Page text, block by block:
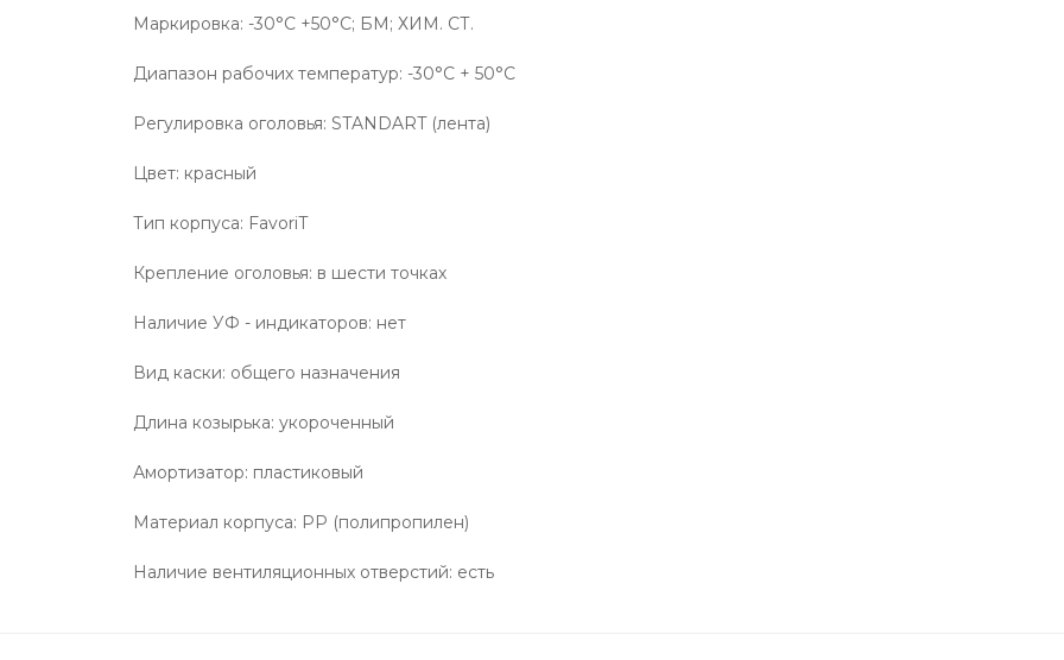
Маркировка: -30°C +50°C; БМ; ХИМ. СТ.
Диапазон рабочих температур: -30°C + 50°C
Регулировка оголовья: STANDART (лента)
Цвет: красный
Тип корпуса: FavoriT
Крепление оголовья: в шести точках
Наличие УФ - индикаторов: нет
Вид каски: общего назначения
Длина козырька: укороченный
Амортизатор: пластиковый
Материал корпуса: PP (полипропилен)
Наличие вентиляционных отверстий: есть